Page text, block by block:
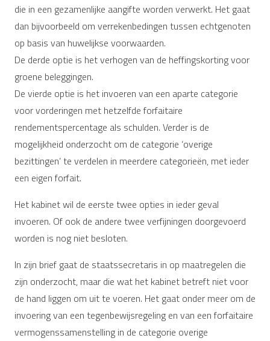
die in een gezamenlijke aangifte worden verwerkt. Het gaat
dan bijvoorbeeld om verrekenbedingen tussen echtgenoten
op basis van huwelijkse voorwaarden.
De derde optie is het verhogen van de heffingskorting voor
groene beleggingen.
De vierde optie is het invoeren van een aparte categorie
voor vorderingen met hetzelfde forfaitaire
rendementspercentage als schulden. Verder is de
mogelijkheid onderzocht om de categorie ‘overige
bezittingen’ te verdelen in meerdere categorieën, met ieder
een eigen forfait.
Het kabinet wil de eerste twee opties in ieder geval
invoeren. Of ook de andere twee verfijningen doorgevoerd
worden is nog niet besloten.
In zijn brief gaat de staatssecretaris in op maatregelen die
zijn onderzocht, maar die wat het kabinet betreft niet voor
de hand liggen om uit te voeren. Het gaat onder meer om de
invoering van een tegenbewijsregeling en van een forfaitaire
vermogenssamenstelling in de categorie overige